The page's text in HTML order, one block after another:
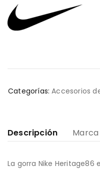
Categorías: Accesorios
Descripción Marca
La gorra Nike